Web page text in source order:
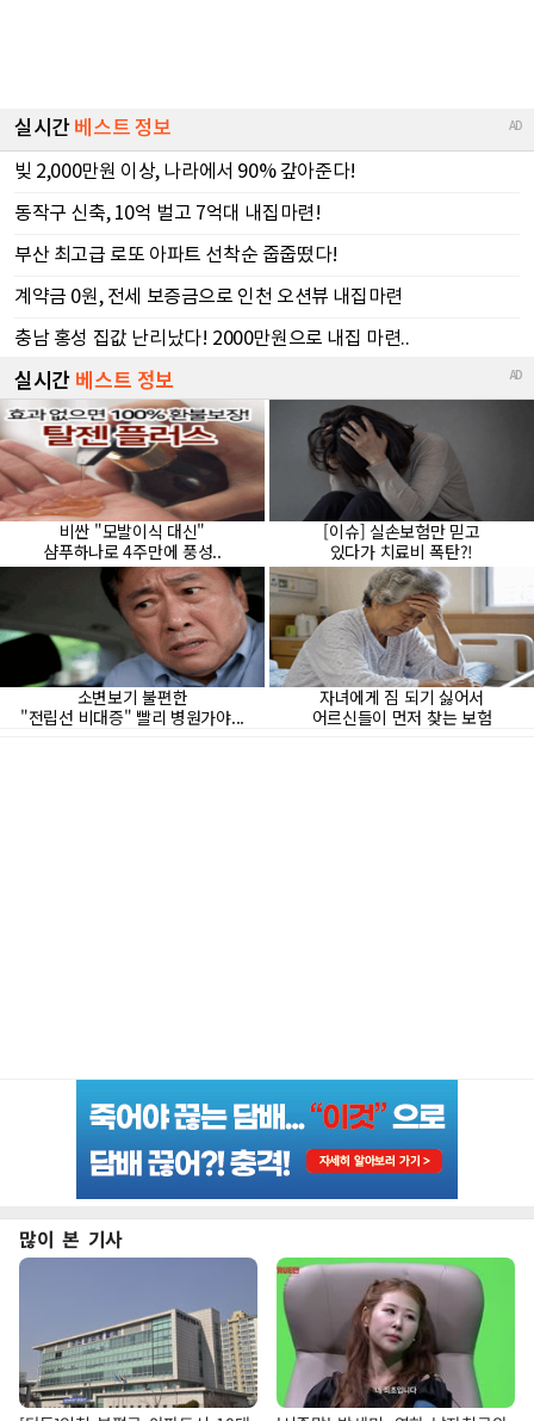
많이 본 기사